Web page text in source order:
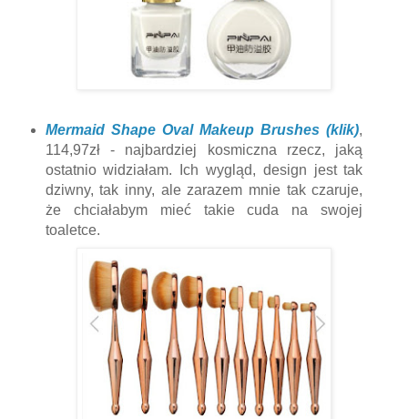
Mermaid Shape Oval Makeup Brushes (klik),
114,97zł - najbardziej kosmiczna rzecz, jaką
ostatnio widziałam. Ich wygląd, design jest tak
dziwny, tak inny, ale zarazem mnie tak czaruje,
że chciałabym mieć takie cuda na swojej
toaletce.